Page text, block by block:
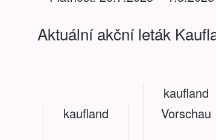
Aktuální akční leták
kaufland
kaufland
Vorschau